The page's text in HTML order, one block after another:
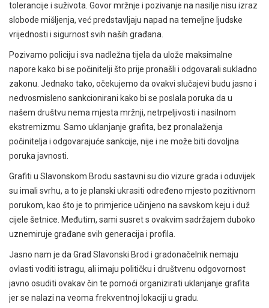
tolerancije i suživota. Govor mržnje i pozivanje na nasilje nisu izraz
slobode mišljenja, već predstavljaju napad na temeljne ljudske
vrijednosti i sigurnost svih naših građana.
Pozivamo policiju i sva nadležna tijela da ulože maksimalne
napore kako bi se počinitelji što prije pronašli i odgovarali sukladno
zakonu. Jednako tako, očekujemo da ovakvi slučajevi budu jasno i
nedvosmisleno sankcionirani kako bi se poslala poruka da u
našem društvu nema mjesta mržnji, netrpeljivosti i nasilnom
ekstremizmu. Samo uklanjanje grafita, bez pronalaženja
počinitelja i odgovarajuće sankcije, nije i ne može biti dovoljna
poruka javnosti.
Grafiti u Slavonskom Brodu sastavni su dio vizure grada i oduvijek
su imali svrhu, a to je planski ukrasiti određeno mjesto pozitivnom
porukom, kao što je to primjerice učinjeno na savskom keju i duž
cijele šetnice. Međutim, sami susret s ovakvim sadržajem duboko
uznemiruje građane svih generacija i profila.
Jasno nam je da Grad Slavonski Brod i gradonačelnik nemaju
ovlasti voditi istragu, ali imaju političku i društvenu odgovornost
javno osuditi ovakav čin te pomoći organizirati uklanjanje grafita
jer se nalazi na veoma frekventnoj lokaciji u gradu.